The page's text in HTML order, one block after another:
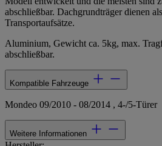
abschließbar. Dachgrundträger dienen
Transportaufsätze.
Aluminium, Gewicht ca. 5kg, max.
abschließbar.
Kompatible Fahrzeuge
Mondeo 09/2010 - 08/2014 , 4-/5-Türer
Weitere Informationen